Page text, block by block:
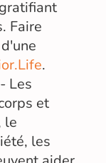
Faire
.
- Les
et
le
les